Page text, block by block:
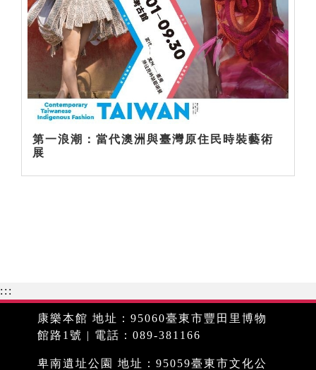
第一浪潮：當代澳洲與臺灣原住民時裝藝術
展
:::
康樂本館 地址：95060臺東市豐田里博物
館路1號 | 電話：089-381166
卑南遺址公園 地址：95059臺東市文化公